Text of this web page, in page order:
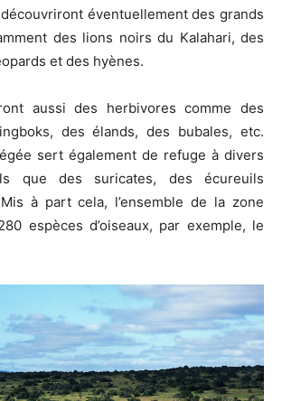
éventuellement des grands
des lions noirs du Kalahari, des
et des hyènes.
aussi des herbivores comme des
des élands, des bubales, etc.
sert également de refuge à divers
que des suricates, des écureuils
à part cela, l’ensemble de la zone
espèces d’oiseaux, par exemple, le